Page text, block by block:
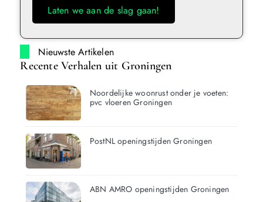
Laten we aan de slag gaan!
Nieuwste Artikelen
Recente Verhalen uit Groningen
Noordelijke woonrust onder je voeten:
pvc vloeren Groningen
PostNL openingstijden Groningen
ABN AMRO openingstijden Groningen